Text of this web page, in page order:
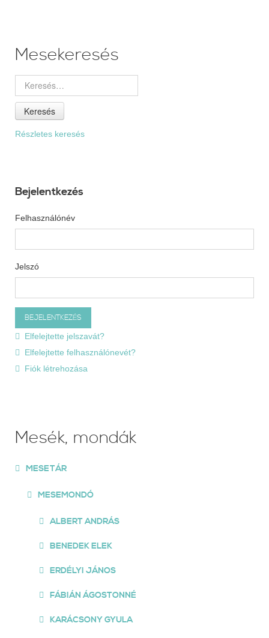
Mesekeresés
Keresés
Részletes keresés
Bejelentkezés
Felhasználónév
Jelszó
Elfelejtette jelszavát?
Elfelejtette felhasználónevét?
Fiók létrehozása
Mesék, mondák
MESETÁR
MESEMONDÓ
ALBERT ANDRÁS
BENEDEK ELEK
ERDÉLYI JÁNOS
FÁBIÁN ÁGOSTONNÉ
KARÁCSONY GYULA